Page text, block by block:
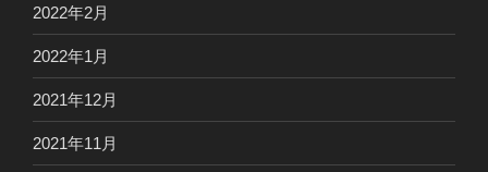
2022年2月
2022年1月
2021年12月
2021年11月